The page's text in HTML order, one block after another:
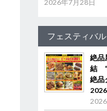
2026年7月28日
フェスティバル
絶品
結 “
絶品